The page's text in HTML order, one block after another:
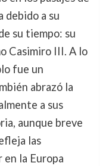
debido a su
su tiempo: su
Casimiro III. A lo
fue un
abrazó la
a sus
aunque breve
las
la Europa